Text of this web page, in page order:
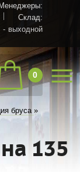
Склад:
- выходной
0
бруса »
135